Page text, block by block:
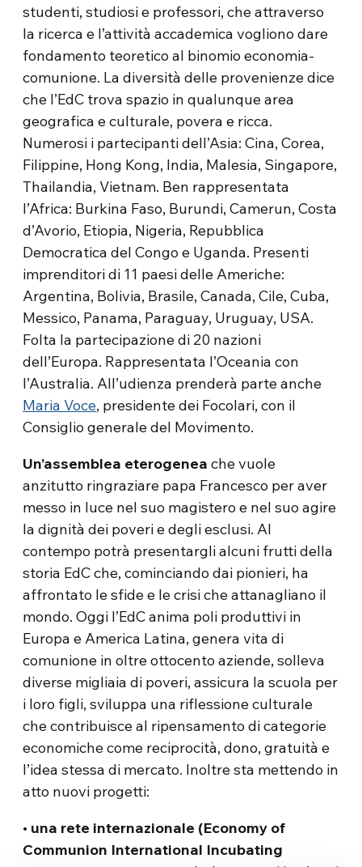
studenti, studiosi e professori, che attraverso
la ricerca e l’attività accademica vogliono dare
fondamento teoretico al binomio economia-
comunione. La diversità delle provenienze dice
che l’EdC trova spazio in qualunque area
geografica e culturale, povera e ricca.
Numerosi i partecipanti dell’Asia: Cina, Corea,
Filippine, Hong Kong, India, Malesia, Singapore,
Thailandia, Vietnam. Ben rappresentata
l’Africa: Burkina Faso, Burundi, Camerun, Costa
d’Avorio, Etiopia, Nigeria, Repubblica
Democratica del Congo e Uganda. Presenti
imprenditori di 11 paesi delle Americhe:
Argentina, Bolivia, Brasile, Canada, Cile, Cuba,
Messico, Panama, Paraguay, Uruguay, USA.
Folta la partecipazione di 20 nazioni
dell’Europa. Rappresentata l’Oceania con
l’Australia. All’udienza prenderà parte anche
Maria Voce, presidente dei Focolari, con il
Consiglio generale del Movimento.
Un’assemblea eterogenea che vuole
anzitutto ringraziare papa Francesco per aver
messo in luce nel suo magistero e nel suo agire
la dignità dei poveri e degli esclusi. Al
contempo potrà presentargli alcuni frutti della
storia EdC che, cominciando dai pionieri, ha
affrontato le sfide e le crisi che attanagliano il
mondo. Oggi l’EdC anima poli produttivi in
Europa e America Latina, genera vita di
comunione in oltre ottocento aziende, solleva
diverse migliaia di poveri, assicura la scuola per
i loro figli, sviluppa una riflessione culturale
che contribuisce al ripensamento di categorie
economiche come reciprocità, dono, gratuità e
l’idea stessa di mercato. Inoltre sta mettendo in
atto nuovi progetti:
• una rete internazionale (Economy of
Communion International Incubating